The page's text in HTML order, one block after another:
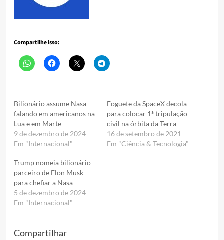
Compartilhe isso:
Bilionário assume Nasa
falando em americanos na
Lua e em Marte
9 de dezembro de 2024
Em "Internacional"
Foguete da SpaceX decola
para colocar 1ª tripulação
civil na órbita da Terra
16 de setembro de 2021
Em "Ciência & Tecnologia"
Trump nomeia bilionário
parceiro de Elon Musk
para chefiar a Nasa
5 de dezembro de 2024
Em "Internacional"
Compartilhar